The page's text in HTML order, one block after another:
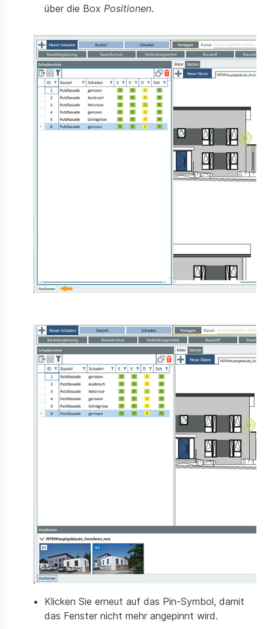
über die Box Positionen.
Klicken Sie erneut auf das Pin-Symbol, damit
das Fenster nicht mehr angepinnt wird.